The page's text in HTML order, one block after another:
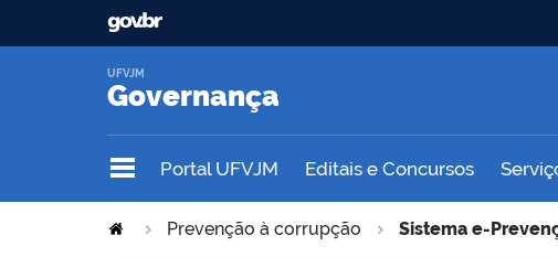
Governança
UFVJM
Portal UFVJM Editais e Concursos
Prevenção à corrupção Sistema e-